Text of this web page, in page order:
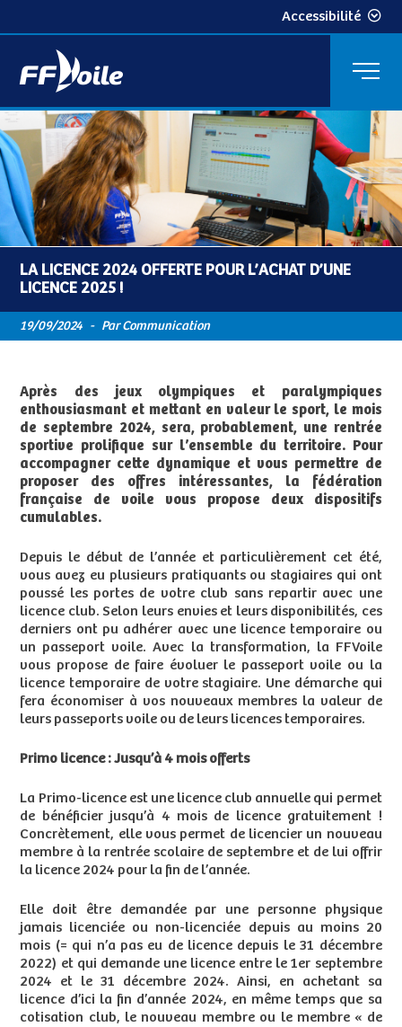
Accessibilité
LA LICENCE 2024 OFFERTE POUR L’ACHAT D’UNE
LICENCE 2025 !
19/09/2024 - Par Communication
Après des jeux olympiques et paralympiques
enthousiasmant et mettant en valeur le sport, le mois
de septembre 2024, sera, probablement, une rentrée
sportive prolifique sur l’ensemble du territoire. Pour
accompagner cette dynamique et vous permettre de
proposer des offres intéressantes, la fédération
française de voile vous propose deux dispositifs
cumulables.
Depuis le début de l’année et particulièrement cet été,
vous avez eu plusieurs pratiquants ou stagiaires qui ont
poussé les portes de votre club sans repartir avec une
licence club. Selon leurs envies et leurs disponibilités, ces
derniers ont pu adhérer avec une licence temporaire ou
un passeport voile. Avec la transformation, la FFVoile
vous propose de faire évoluer le passeport voile ou la
licence temporaire de votre stagiaire. Une démarche qui
fera économiser à vos nouveaux membres la valeur de
leurs passeports voile ou de leurs licences temporaires.
Primo licence : Jusqu’à 4 mois offerts
La Primo-licence est une licence club annuelle qui permet
de bénéficier jusqu’à 4 mois de licence gratuitement !
Concrètement, elle vous permet de licencier un nouveau
membre à la rentrée scolaire de septembre et de lui offrir
la licence 2024 pour la fin de l’année.
Elle doit être demandée par une personne physique
jamais licenciée ou non-licenciée depuis au moins 20
mois (= qui n’a pas eu de licence depuis le 31 décembre
2022) et qui demande une licence entre le 1er septembre
2024 et le 31 décembre 2024. Ainsi, en achetant sa
licence d’ici la fin d’année 2024, en même temps que sa
cotisation club, le nouveau membre ou le membre « de